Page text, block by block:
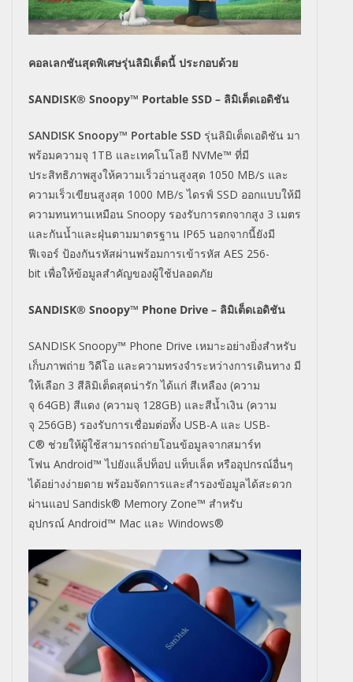
คอลเลกชันสุดพิเศษรุ่นลิมิเต็ดนี้ ประกอบด้วย
SANDISK® Snoopy™ Portable SSD – ลิมิเต็ดเอดิชัน
SANDISK Snoopy™ Portable SSD รุ่นลิมิเต็ดเอดิชัน มา
พร้อมความจุ 1 TB และเทคโนโลยี NVMe™ ที่มี
ประสิทธิภาพสูงให้ความเร็วอ่านสูงสุด 1050 MB/s และ
ความเร็วเขียนสูงสุด 1000 MB/s ไดรฟ์ SSD ออกแบบให้มี
ความทนทานเหมือน Snoopy รองรับการตกจากสูง 3 เมตร
และกันน้ำและฝุ่นตามมาตรฐาน IP65 นอกจากนี้ยังมี
ฟีเจอร์ ป้องกันรหัสผ่านพร้อมการเข้ารหัส AES 256-
bit เพื่อให้ข้อมูลสำคัญของผู้ใช้ปลอดภัย
SANDISK® Snoopy™ Phone Drive – ลิมิเต็ดเอดิชัน
SANDISK Snoopy™ Phone Drive เหมาะอย่างยิ่งสำหรับ
เก็บภาพถ่าย วิดีโอ และความทรงจำระหว่างการเดินทาง มี
ให้เลือก 3 สีลิมิเต็ดสุดน่ารัก ได้แก่ สีเหลือง (ความ
จุ 64GB) สีแดง (ความจุ 128GB) และสีน้ำเงิน (ความ
จุ 256GB) รองรับการเชื่อมต่อทั้ง USB-A และ USB-
C® ช่วยให้ผู้ใช้สามารถถ่ายโอนข้อมูลจากสมาร์ท
โฟน Android™ ไปยังแล็ปท็อป แท็บเล็ต หรืออุปกรณ์อื่นๆ
ได้อย่างง่ายดาย พร้อมจัดการและสำรองข้อมูลได้สะดวก
ผ่านแอป Sandisk® Memory Zone™ สำหรับ
อุปกรณ์ Android™ Mac และ Windows®